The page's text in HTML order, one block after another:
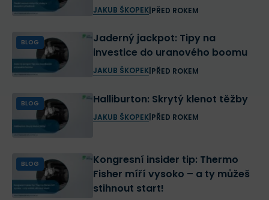
JAKUB ŠKOPEK| PŘED ROKEM
BLOG
Jaderný jackpot: Tipy na
investice do uranového boomu
JAKUB ŠKOPEK| PŘED ROKEM
BLOG Halliburton: Skrytý klenot těžby
JAKUB ŠKOPEK| PŘED ROKEM
BLOG
Kongresní insider tip: Thermo
Fisher míří vysoko – a ty můžeš
stihnout start!